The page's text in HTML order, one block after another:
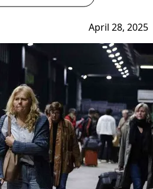
April 28, 2025